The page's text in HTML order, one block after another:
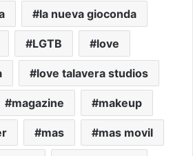
la nueva gioconda
LGTB love
love talavera studios
magazine makeup
mas mas movil